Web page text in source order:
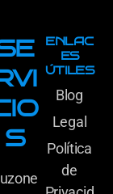
S
ENLAC
ES
ÚTILES
Blog
Legal
Política
de